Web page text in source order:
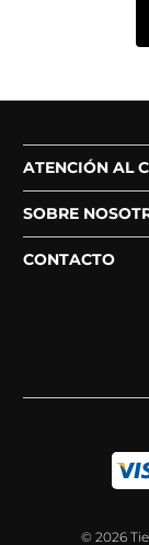
ATENCIÓN AL
SOBRE
CONTACTO
© 2026